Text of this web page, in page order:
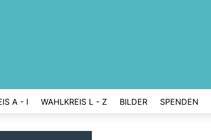
A - I WAHLKREIS L - Z BILDER SPENDEN